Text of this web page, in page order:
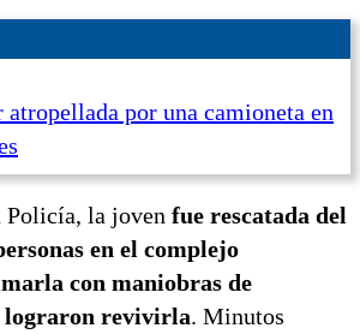
por una camioneta en
Policía, la joven fue rescatada del
en el complejo
con maniobras de
lograron revivirla. Minutos